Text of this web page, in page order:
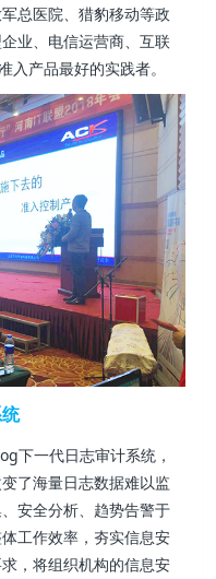
总医院、猎豹移动等政
业、电信运营商、互联
入产品最好的实践者。
下一代日志审计系统，
了海量日志数据难以监
安全分析、趋势告警于
工作效率，夯实信息安
，将组织机构的信息安